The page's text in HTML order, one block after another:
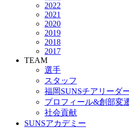
2022
2021
2020
2019
2018
2017
TEAM
選手
スタッフ
福岡SUNSチアリーダ
プロフィール&創部変
社会貢献
SUNSアカデミー